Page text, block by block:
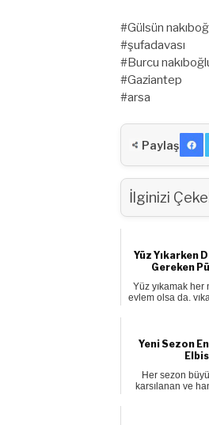
#Gülsün
#şufadavası
#Burcu
#Gaziantep
#arsa
Paylaş
İlginizi
Yüz Yıkarken
Gereken
Yüz yıkamak
eylem olsa da,
Yeni Sezon
Her sezon
karşılanan ve